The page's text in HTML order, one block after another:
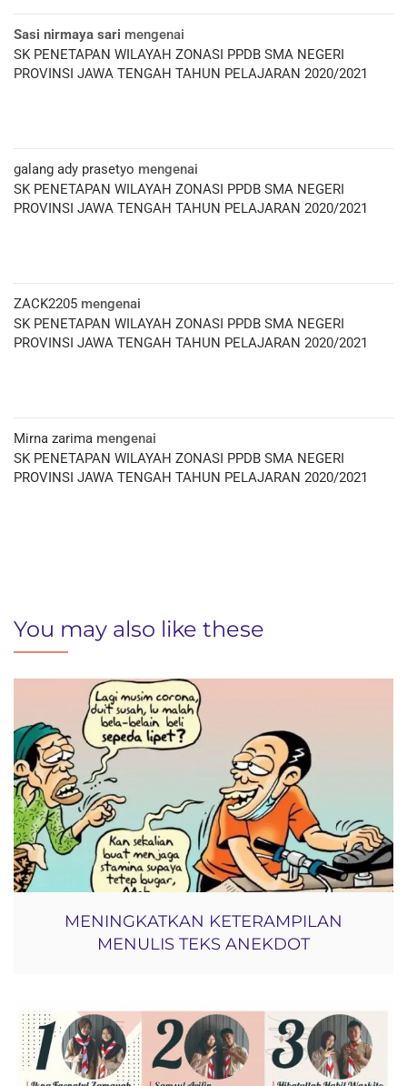
Sasi nirmaya sari mengenai
SK PENETAPAN WILAYAH ZONASI PPDB SMA NEGERI
PROVINSI JAWA TENGAH TAHUN PELAJARAN 2020/2021
galang ady prasetyo mengenai
SK PENETAPAN WILAYAH ZONASI PPDB SMA NEGERI
PROVINSI JAWA TENGAH TAHUN PELAJARAN 2020/2021
ZACK2205 mengenai
SK PENETAPAN WILAYAH ZONASI PPDB SMA NEGERI
PROVINSI JAWA TENGAH TAHUN PELAJARAN 2020/2021
Mirna zarima mengenai
SK PENETAPAN WILAYAH ZONASI PPDB SMA NEGERI
PROVINSI JAWA TENGAH TAHUN PELAJARAN 2020/2021
You may also like these
MENINGKATKAN KETERAMPILAN
MENULIS TEKS ANEKDOT